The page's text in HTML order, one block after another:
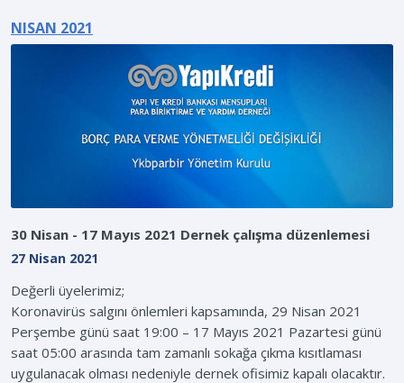
NISAN 2021
30 Nisan - 17 Mayıs 2021 Dernek çalışma düzenlemesi
27 Nisan 2021
Değerli üyelerimiz;
Koronavirüs salgını önlemleri kapsamında, 29 Nisan 2021
Perşembe günü saat 19:00 – 17 Mayıs 2021 Pazartesi günü
saat 05:00 arasında tam zamanlı sokağa çıkma kısıtlaması
uygulanacak olması nedeniyle dernek ofisimiz kapalı olacaktır.